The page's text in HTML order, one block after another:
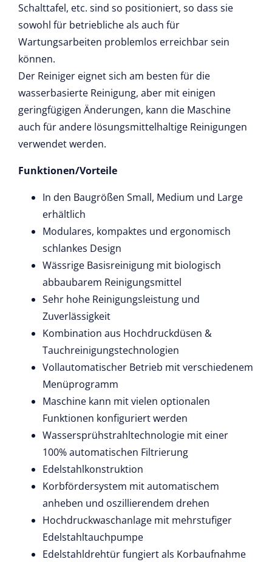
Schalttafel, etc. sind so positioniert, so dass sie
sowohl für betriebliche als auch für
Wartungsarbeiten problemlos erreichbar sein
können.
Der Reiniger eignet sich am besten für die
wasserbasierte Reinigung, aber mit einigen
geringfügigen Änderungen, kann die Maschine
auch für andere lösungsmittelhaltige Reinigungen
verwendet werden.
Funktionen/Vorteile
In den Baugrößen Small, Medium und Large
erhältlich
Modulares, kompaktes und ergonomisch
schlankes Design
Wässrige Basisreinigung mit biologisch
abbaubarem Reinigungsmittel
Sehr hohe Reinigungsleistung und
Zuverlässigkeit
Kombination aus Hochdruckdüsen &
Tauchreinigungstechnologien
Vollautomatischer Betrieb mit verschiedenem
Menüprogramm
Maschine kann mit vielen optionalen
Funktionen konfiguriert werden
Wassersprühstrahltechnologie mit einer
100% automatischen Filtrierung
Edelstahlkonstruktion
Korbfördersystem mit automatischem
anheben und oszillierendem drehen
Hochdruckwaschanlage mit mehrstufiger
Edelstahltauchpumpe
Edelstahldrehtür fungiert als Korbaufnahme